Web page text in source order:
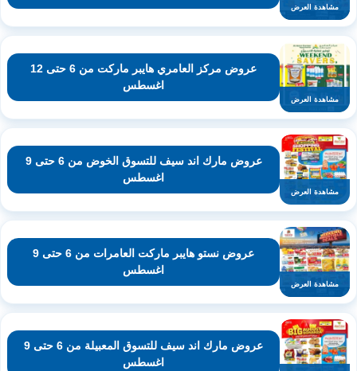
مشاهدة العرض
مشاهدة العرض
عروض مركز العامري هايبر ماركت من 6 حتى 12
اغسطس
مشاهدة العرض
عروض مارك اند سيف للتسوق الخوض من 6 حتى 9
اغسطس
مشاهدة العرض
عروض نستو هايبر ماركت العامرات من 6 حتى 9
اغسطس
عروض مارك اند سيف للتسوق المعبيلة من 6 حتى 9
اغسطس